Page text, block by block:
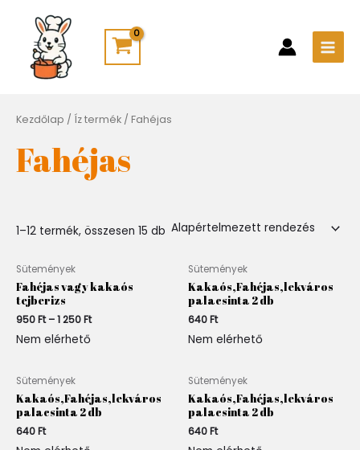
content
Kezdőlap / Íz termék / Fahéjas
Fahéjas
1–12 termék, összesen 15 db
Sütemények
Fahéjas vagy kakaós
tejberizs
950Ft –1 250Ft
950 Ft
-
250 Ft
Nem elérhető
Sütemények
Kakaós,Fahéjas,lekváros
palacsinta 2 db
640Ft
Nem elérhető
Sütemények
Kakaós,Fahéjas,lekváros
palacsinta 2 db
640Ft
Sütemények
Kakaós,Fahéjas,lekváros
palacsinta 2 db
640Ft